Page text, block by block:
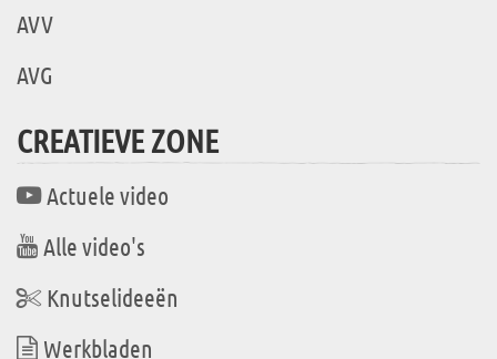
AVV
AVG
CREATIEVE ZONE
Actuele video
Alle video's
Knutselideeën
Werkbladen